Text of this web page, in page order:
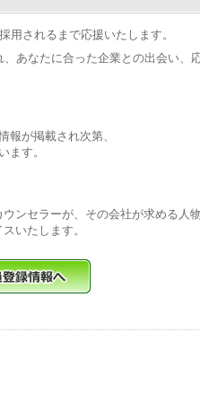
用されるまで応援いたします。
あなたに合った企業との出会い、
報が掲載され次第、
ます。
ンセラーが、その会社が求める人
いたします。